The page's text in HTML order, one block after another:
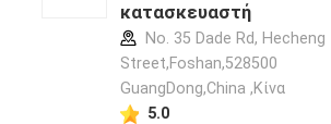
κατασκευαστή
No. 35 Dade Rd, Hecheng
Street,Foshan,528500
GuangDong,China ,Κίνα
5.0